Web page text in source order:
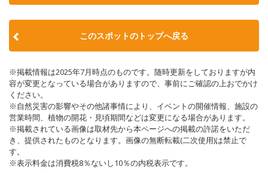
このスポットのトップへ戻る
※掲載情報は2025年7月時点のものです。随時更新をしておりますが内
容が変更となっている場合がありますので、事前にご確認の上おでかけ
ください。
※自然災害の影響やその他諸事情により、イベントの開催情報、施設の
営業時間、植物の開花・見頃期間などは変更になる場合があります。
※掲載されている画像は取材先から本ページへの掲載の許諾をいただ
き、提供されたものとなります。画像の無断転載(二次使用)は禁止で
す。
※表示料金は消費税8％ないし10％の内税表示です。